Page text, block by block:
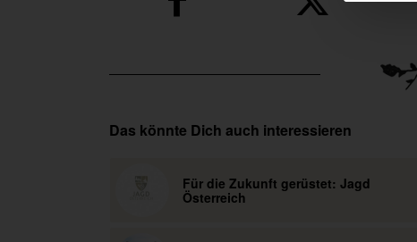
Das könnte Dich auch interessieren
Für die Zukunft gerüstet: Jagd
Österreich